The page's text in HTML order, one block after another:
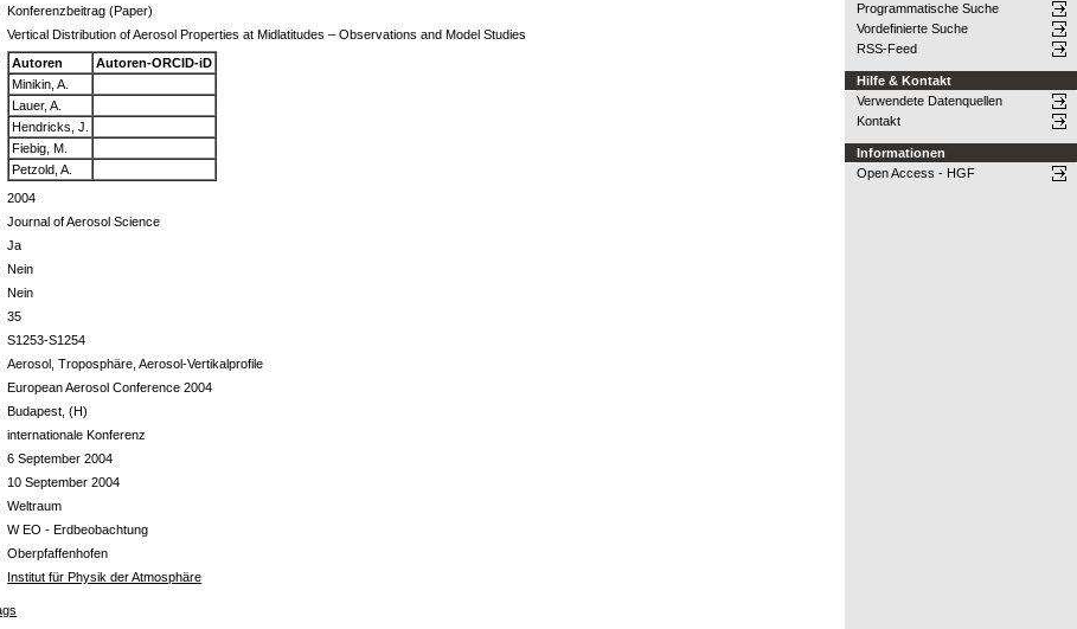
Konferenzbeitrag (Paper)
Vertical Distribution of Aerosol Properties at Midlatitudes – Observations and Model Studies
Autoren
Autoren-ORCID-iD
Minikin, A.
Lauer, A.
Hendricks, J.
Fiebig, M.
Petzold, A.
2004
Journal of Aerosol Science
Ja
Nein
Nein
35
S1253-S1254
Aerosol, Troposphäre, Aerosol-Vertikalprofile
European Aerosol Conference 2004
Budapest, (H)
internationale Konferenz
6 September 2004
10 September 2004
Weltraum
W EO - Erdbeobachtung
Oberpfaffenhofen
Institut für Physik der Atmosphäre
Programmatische Suche
Vordefinierte Suche
RSS-Feed
Hilfe & Kontakt
Verwendete Datenquellen
Kontakt
Informationen
Open Access - HGF